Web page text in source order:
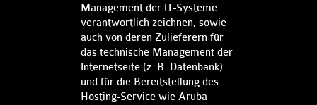
Management der IT-Systeme
verantwortlich zeichnen, sowie
auch von deren Zulieferern für
das technische Management der
Internetseite (z. B. Datenbank)
und für die Bereitstellung des
Hosting-Service wie Aruba